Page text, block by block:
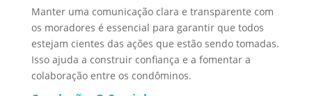
Manter uma comunicação clara e transparente com
os moradores é essencial para garantir que todos
estejam cientes das ações que estão sendo tomadas.
Isso ajuda a construir confiança e a fomentar a
colaboração entre os condôminos.